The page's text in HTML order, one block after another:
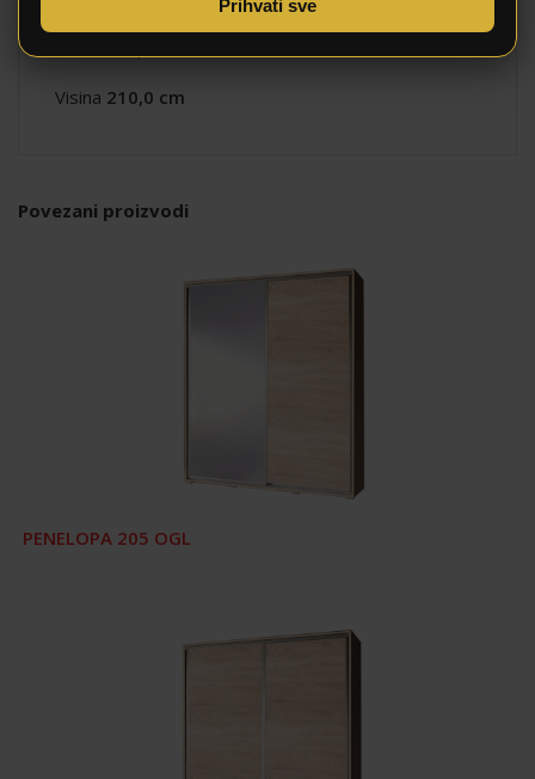
Visina 210,0 cm
Povezani proizvodi
PENELOPA 205 OGL
Prihvati sve